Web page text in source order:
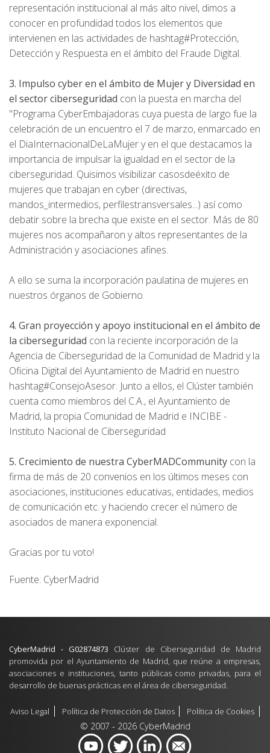
representación institucional al más alto nivel, dimos a
conocer en profundidad todos los elementos que
intervienen en las actividades de hashtag#Protección,
Detección y Respuesta en el ámbito del Fraude Digital.
3. Impulso cyber en el ámbito de Mujer y Diversidad en
el sector ciberseguridad con la puesta en marcha del
"Programa CyberEmbajadoras cuya puesta de largo fue la
celebración de un encuentro el 7 de marzo, enmarcado en
el DiaInternacionalDeLaMujer y en el que destacamos la
importancia de impulsar la igualdad en el sector de la
ciberseguridad. Quisimos visibilizar casosdeéxito de
mujeres que trabajan en cyber (directivas,
mandos_intermedios, perfilestransversales...) así como
debatir sobre la brecha que existe en el sector. Más de 80
mujeres nos acompañaron y altos representantes de la
Administración y asociaciones afines.
A ello se suma la incorporación paulatina de mujeres en
nuestros órganos de Gobierno.
4. Gran proyección y apoyo institucional en el ámbito de
la ciberseguridad con la reciente incorporación de la
Agencia de Ciberseguridad de la Comunidad de Madrid y la
Oficina Digital del Ayuntamiento de Madrid en nuestro
hashtag#ConsejoAsesor. Junto a ellos, el Clúster también
cuenta como miembros del C.A., el Ayuntamiento de
Madrid, la propia Comunidad de Madrid e INCIBE -
Instituto Nacional de Ciberseguridad
5. Crecimiento de nuestra CyberMADCommunity con la
firma de más de 20 convenios en los últimos meses con
asociaciones, instituciones educativas, entidades, medios
de comunicación etc. y haciendo crecer el número de
asociados de manera exponencial.
Gracias por tu voto!
Fuente: CyberMadrid
CyberMadrid - G02874873 Clúster de Ciberseguridad de Madrid
promovida por el Ayuntamiento de Madrid, que reúne a empresas,
asociaciones e instituciones, tanto públicas como privadas, para el
desarrollo de buenas prácticas en el área de ciberseguridad.
Aviso Legal Política de Protección de Datos Política de Cookies
© 2007 - 2026 CyberMadrid